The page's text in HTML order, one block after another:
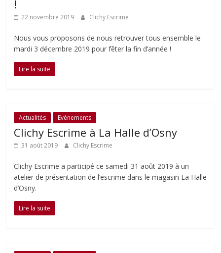
!
22 novembre 2019 Clichy Escrime
Nous vous proposons de nous retrouver tous ensemble le
mardi 3 décembre 2019 pour fêter la fin d’année !
Lire la suite
Actualités Evènements
Clichy Escrime à La Halle d’Osny
31 août 2019 Clichy Escrime
Clichy Escrime a participé ce samedi 31 août 2019 à un
atelier de présentation de l’escrime dans le magasin La Halle
d’Osny.
Lire la suite